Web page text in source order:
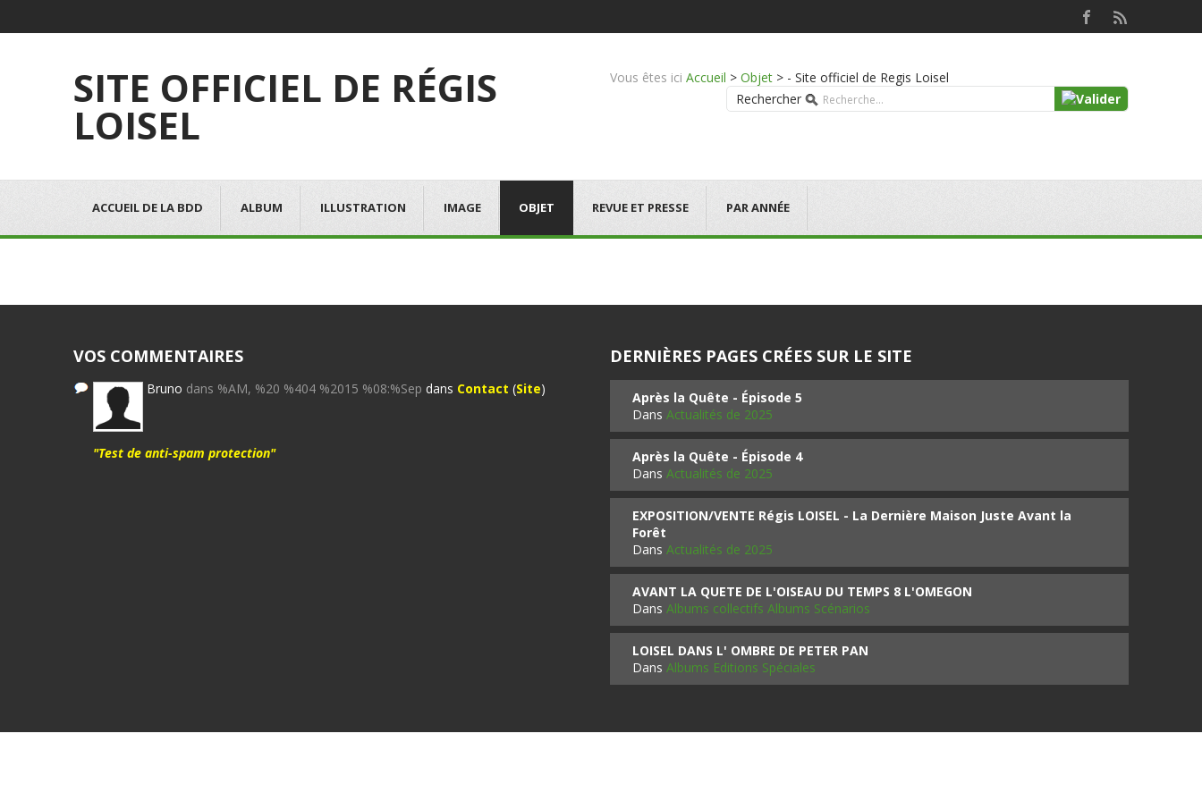
SITE OFFICIEL DE RÉGIS
LOISEL
Vous êtes ici Accueil > Objet > - Site officiel de Regis Loisel
Rechercher
ACCUEIL DE LA BDD ALBUM ILLUSTRATION IMAGE OBJET REVUE ET PRESSE PAR ANNÉE
VOS COMMENTAIRES
Bruno dans %AM, %20 %404 %2015 %08:%Sep dans Contact (Site)
"Test de anti-spam protection"
DERNIÈRES PAGES CRÉES SUR LE SITE
Après la Quête - Épisode 5
Dans Actualités de 2025
Après la Quête - Épisode 4
Dans Actualités de 2025
EXPOSITION/VENTE Régis LOISEL - La Dernière Maison Juste Avant la
Forêt
Dans Actualités de 2025
AVANT LA QUETE DE L'OISEAU DU TEMPS 8 L'OMEGON
Dans Albums collectifs Albums Scénarios
LOISEL DANS L' OMBRE DE PETER PAN
Dans Albums Editions Spéciales